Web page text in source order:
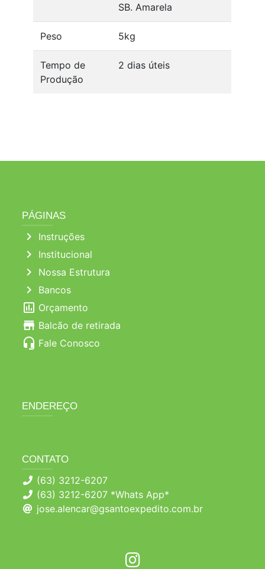
SB. Amarela
Peso 5kg
Tempo de
Produção
2 dias úteis
PÁGINAS
chevron_right Instruções
chevron_right Institucional
chevron_right Nossa Estrutura
chevron_right Bancos
poll Orçamento
store Balcão de retirada
headset_mic Fale Conosco
ENDEREÇO
CONTATO
(63) 3212-6207
(63) 3212-6207 *Whats App*
jose.alencar@gsantoexpedito.com.br